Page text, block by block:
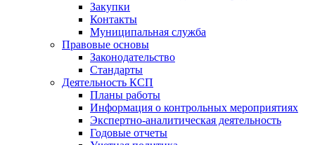
Закупки
Контакты
Муниципальная служба
Правовые основы
Законодательство
Стандарты
Деятельность КСП
Планы работы
Информация о контрольных мероприятиях
Экспертно-аналитическая деятельность
Годовые отчеты